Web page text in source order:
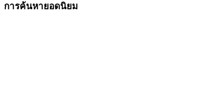
การค้นหายอดนิยม